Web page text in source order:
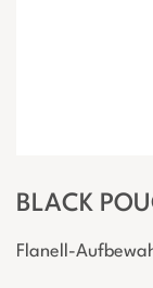
BLACK
Flanell-